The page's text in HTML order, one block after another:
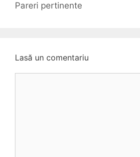
Pareri pertinente
Lasă un comentariu